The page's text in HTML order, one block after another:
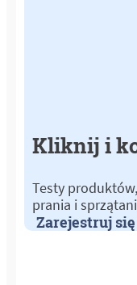
Kliknij i
Testy
prania i
Zarejestruj się